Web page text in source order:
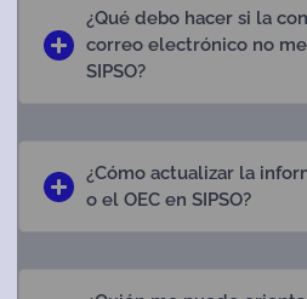
¿Qué debo hacer si la
correo electrónico no
SIPSO?
¿Cómo actualizar la
o el OEC en SIPSO?